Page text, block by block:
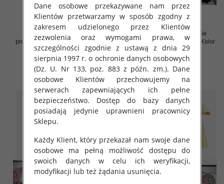
Sukienki damskie (Włoskie
produkt) Roz Standard, Mix Kolor
Paczka 5 szt
35.00 zł
szczegóły
Sukienki damskie (Włoskie
produkt) Roz Standard, Mix Kolor
Paczka 5 szt
36.00 zł
szczegóły
Dane osobowe przekazywane nam przez
Klientów przetwarzamy w sposób zgodny z
zakresem udzielonego przez Klientów
zezwolenia oraz wymogami prawa, w
szczególności zgodnie z ustawą z dnia 29
sierpnia 1997 r. o ochronie danych osobowych
(Dz. U. Nr 133, poz. 883 z późn. zm.). Dane
osobowe Klientów przechowujemy na
serwerach zapewniających ich pełne
bezpieczeństwo. Dostęp do bazy danych
posiadają jedynie uprawnieni pracownicy
Sklepu.
Każdy Klient, który przekazał nam swoje dane
osobowe ma pełną możliwość dostępu do
swoich danych w celu ich weryfikacji,
modyfikacji lub też żądania usunięcia.